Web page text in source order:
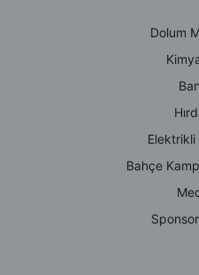
Dolum
Elektrikli
Bahçe